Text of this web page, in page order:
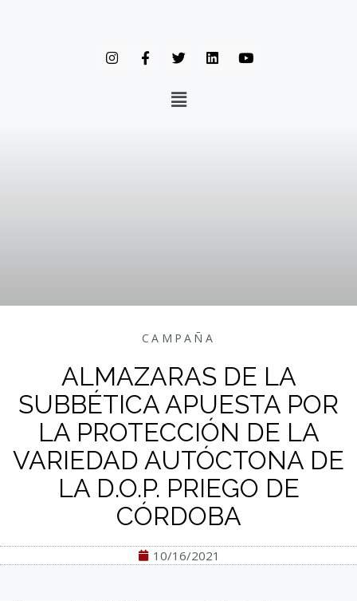
CAMPAÑA
ALMAZARAS DE LA
SUBBÉTICA APUESTA POR
LA PROTECCIÓN DE LA
VARIEDAD AUTÓCTONA DE
LA D.O.P. PRIEGO DE
CÓRDOBA
10/16/2021